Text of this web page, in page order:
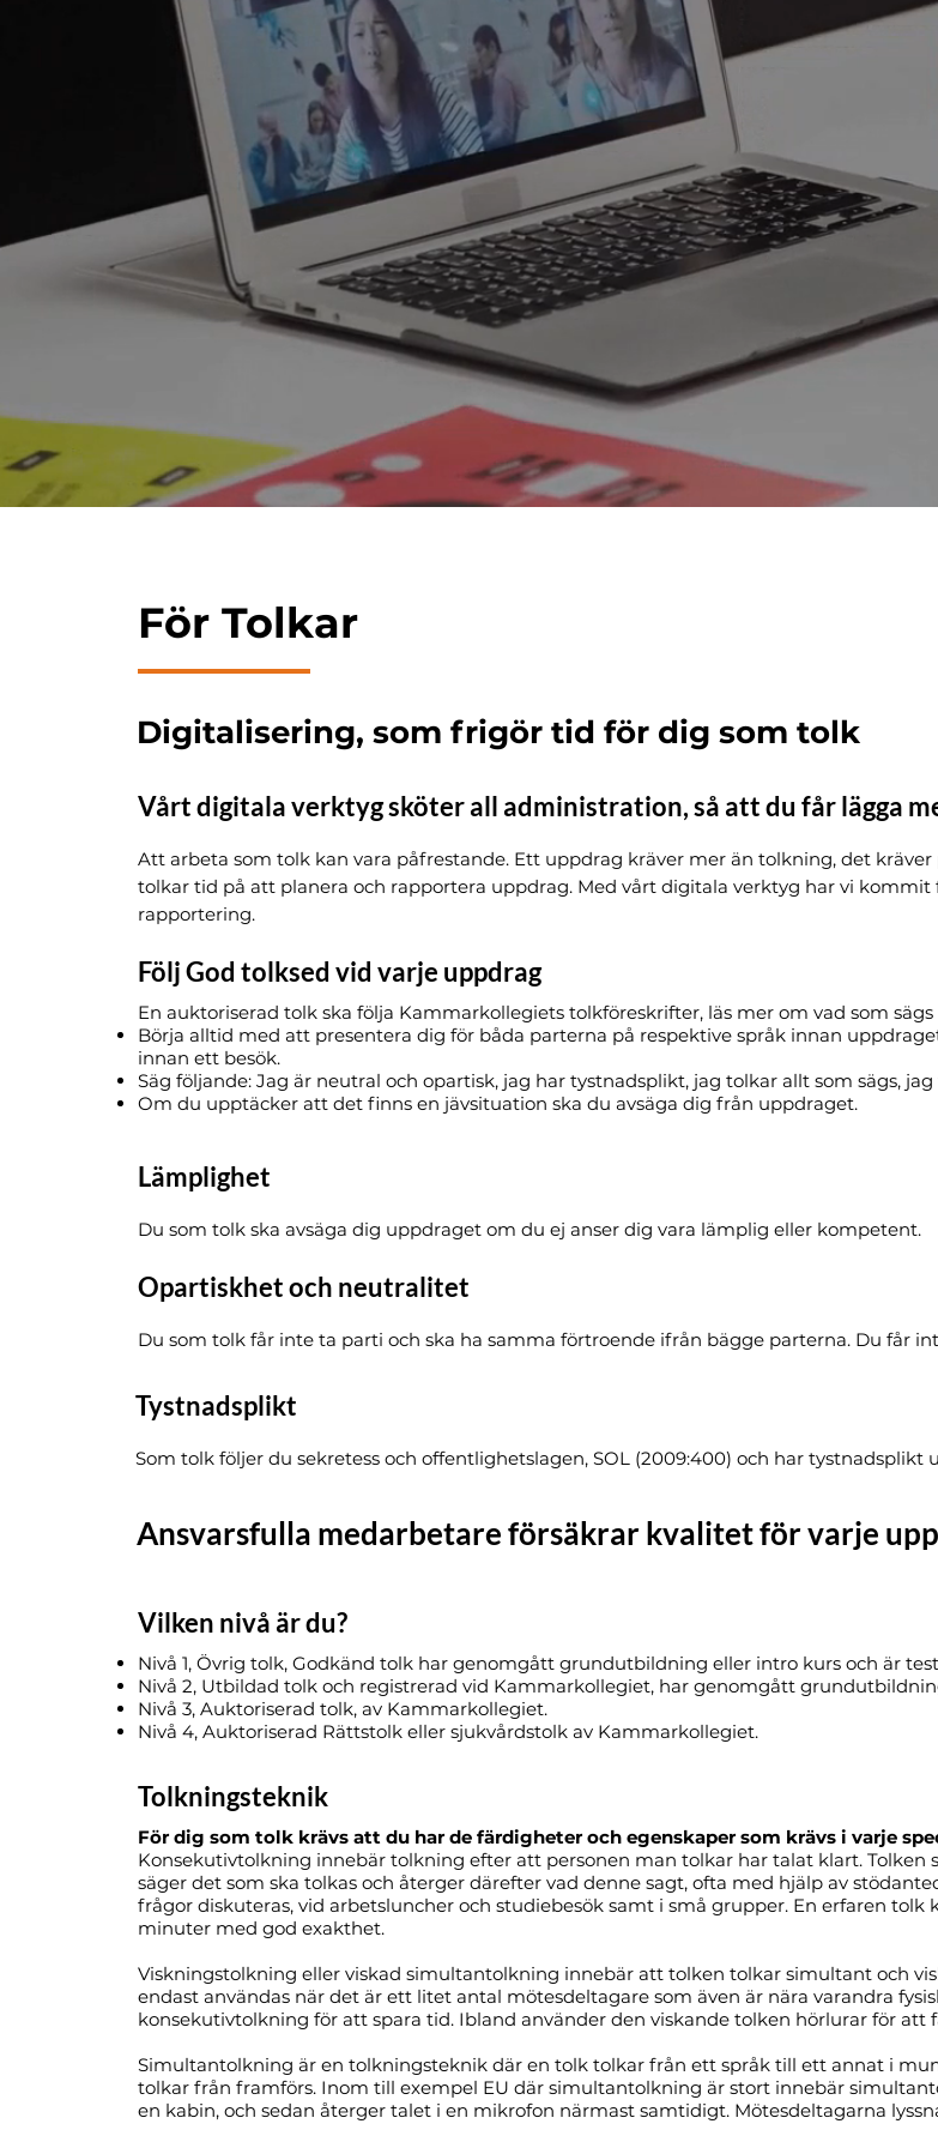
För Tolkar
Digitalisering, som frigör tid för dig som tolk
Vårt digitala verktyg sköter all administration, så att du får lägga
Att arbeta som tolk kan vara påfrestande. Ett uppdrag kräver mer än tolkning, det
tolkar tid på att planera och rapportera uppdrag. Med vårt digitala verktyg har vi
rapportering.
Följ God tolksed vid varje uppdrag
En auktoriserad tolk ska följa Kammarkollegiets tolkföreskrifter, läs mer om vad som sägs
Börja alltid med att presentera dig för båda parterna på respektive språk innan
innan ett besök.
Säg följande: Jag är neutral och opartisk, jag har tystnadsplikt, jag tolkar allt som sägs,
Om du upptäcker att det finns en jävsituation ska du avsäga dig från uppdraget.
Lämplighet
Du som tolk ska avsäga dig uppdraget om du ej anser dig vara lämplig eller kompetent.
Opartiskhet och neutralitet
Du som tolk får inte ta parti och ska ha samma förtroende ifrån bägge parterna. Du får
Tystnadsplikt
Som tolk följer du sekretess och offentlighetslagen, SOL (2009:400) och har tystnadsplikt
Ansvarsfulla medarbetare försäkrar kvalitet för varje
Vilken nivå är du?
Nivå 1, Övrig tolk, Godkänd tolk har genomgått grundutbildning eller intro kurs och är
Nivå 2, Utbildad tolk och registrerad vid Kammarkollegiet, har genomgått
Nivå 3, Auktoriserad tolk, av Kammarkollegiet.
Nivå 4, Auktoriserad Rättstolk eller sjukvårdstolk av Kammarkollegiet.
Tolkningsteknik
För dig som tolk krävs att du har de färdigheter och egenskaper som krävs i varje
Konsekutivtolkning innebär tolkning efter att personen man tolkar har talat klart. Tolken
säger det som ska tolkas och återger därefter vad denne sagt, ofta med hjälp av
frågor diskuteras, vid arbetsluncher och studiebesök samt i små grupper. En erfaren
minuter med god exakthet.
Viskningstolkning eller viskad simultantolkning innebär att tolken tolkar simultant och
endast användas när det är ett litet antal mötesdeltagare som även är nära varandra
konsekutivtolkning för att spara tid. Ibland använder den viskande tolken hörlurar för att
Simultantolkning är en tolkningsteknik där en tolk tolkar från ett språk till ett annat i
tolkar från framförs. Inom till exempel EU där simultantolkning är stort innebär
en kabin, och sedan återger talet i en mikrofon närmast samtidigt. Mötesdeltagarna